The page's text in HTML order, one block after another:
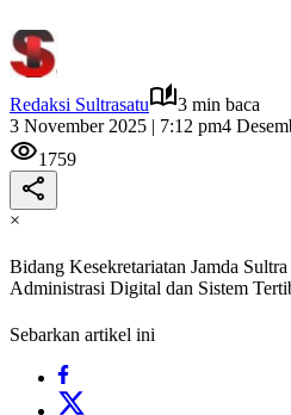
Redaksi Sultrasatu
3 min baca
3 November 2025 | 7:12 pm4
1759
×
Bidang Kesekretariatan Jamda
Administrasi Digital dan Sistem
Sebarkan artikel ini